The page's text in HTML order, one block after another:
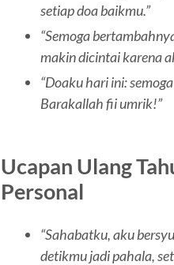
setiap doa baikmu.”
“Semoga
makin dicintai karena
“Doaku hari ini:
Barakallah fii umrik!”
Ucapan Ulang
Personal
“Sahabatku, aku
detikmu jadi pahala,